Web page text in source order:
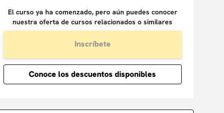
El curso ya ha comenzado, pero aún puedes conocer
nuestra oferta de cursos relacionados o similares
Inscríbete
Conoce los descuentos disponibles